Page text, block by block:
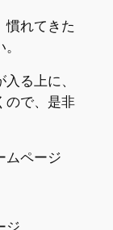
慣れてきた
る上に、
ので、是非
ムページ
ジ